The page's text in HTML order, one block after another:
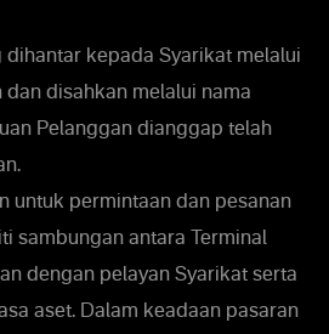
dihantar kepada Syarikat melalui
dan disahkan melalui nama
Pelanggan dianggap telah
untuk permintaan dan pesanan
sambungan antara Terminal
dengan pelayan Syarikat serta
aset. Dalam keadaan pasaran